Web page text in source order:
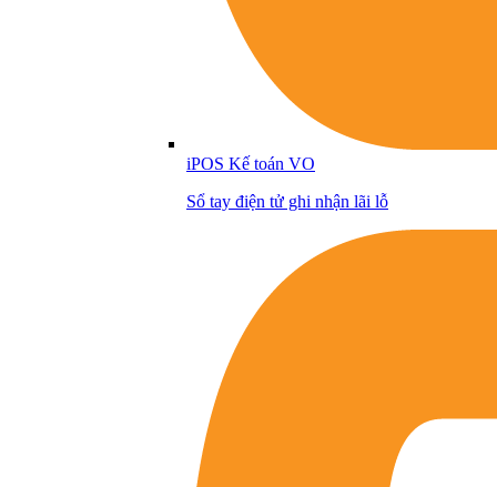
iPOS Kế toán VO
Sổ tay điện tử ghi nhận lãi lỗ